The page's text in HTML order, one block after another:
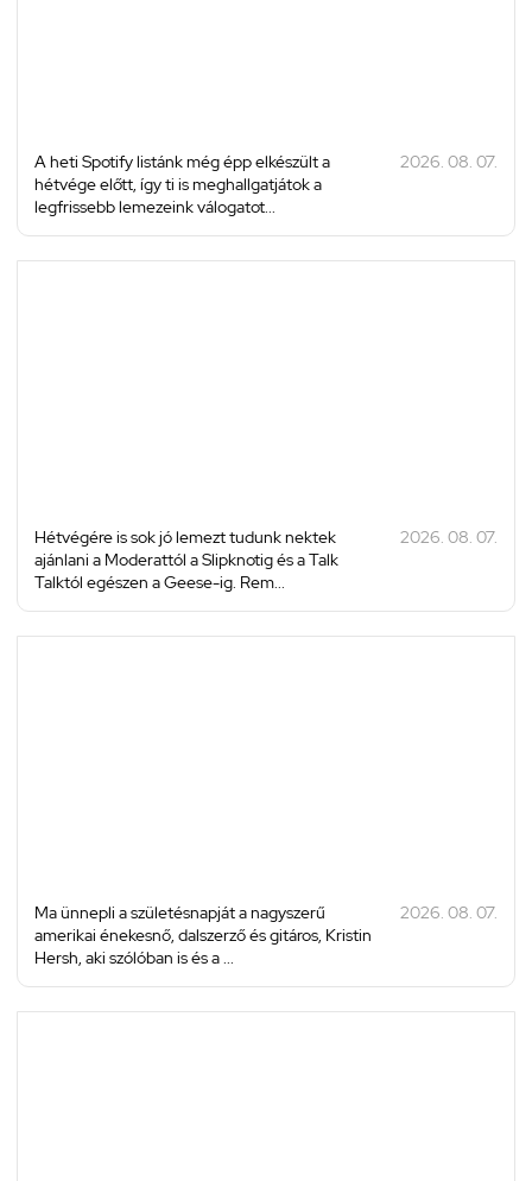
A heti Spotify listánk még épp elkészült a
hétvége előtt, így ti is meghallgatjátok a
legfrissebb lemezeink válogatot...
2026. 08. 07.
Hétvégére is sok jó lemezt tudunk nektek
ajánlani a Moderattól a Slipknotig és a Talk
Talktól egészen a Geese-ig. Rem...
2026. 08. 07.
Ma ünnepli a születésnapját a nagyszerű
amerikai énekesnő, dalszerző és gitáros, Kristin
Hersh, aki szólóban is és a ...
2026. 08. 07.